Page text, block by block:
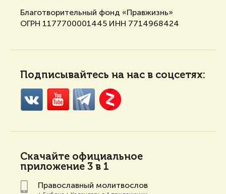
Благотворительный фонд «Правжизнь»
ОГРН 1177700001445 ИНН 7714968424
Подписывайтесь на нас в соцсетях:
Скачайте официальное
приложение 3 в 1
Православный молитвослов